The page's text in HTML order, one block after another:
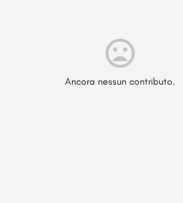
Ancora nessun contributo.